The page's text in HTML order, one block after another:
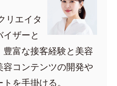
リエイタ
ザーと
豊富な接客経験と美容
コンテンツの開発や
を手掛ける。